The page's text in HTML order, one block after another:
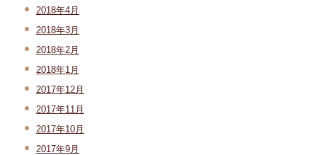
2018年4月
2018年3月
2018年2月
2018年1月
2017年12月
2017年11月
2017年10月
2017年9月